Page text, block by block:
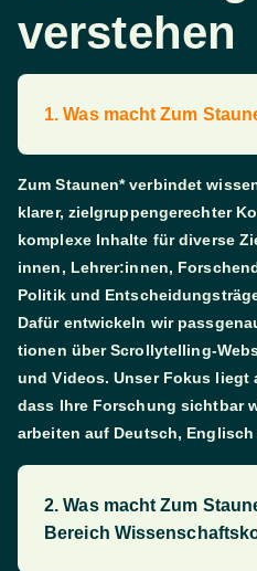
verstehen
1. Was macht Zum
Zum Staunen* verbindet
klarer, ziel­gruppen­­gerechter
komplexe Inhalte für diverse
innen, Lehrer:­­innen,
Politik und
Dafür entwickeln wir
tionen über Scrolly­telling-­
und Videos. Unser Fokus liegt
dass Ihre For­schung sichtbar
arbeiten auf Deutsch,
2. Was macht Zum
Bereich